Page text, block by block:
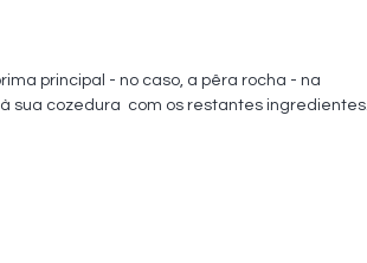
principal - no caso, a pêra rocha - na
cozedura  com os restantes ingredientes.